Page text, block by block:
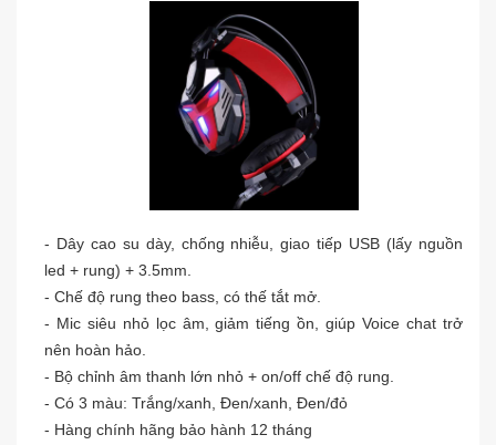
- Dây cao su dày, chống nhiễu, giao tiếp USB (lấy nguồn
led + rung) + 3.5mm.
- Chế độ rung theo bass, có thế tắt mở.
- Mic siêu nhỏ lọc âm, giảm tiếng ồn, giúp Voice chat trở
nên hoàn hảo.
- Bộ chỉnh âm thanh lớn nhỏ + on/off chế độ rung.
- Có 3 màu: Trắng/xanh, Đen/xanh, Đen/đỏ
- Hàng chính hãng bảo hành 12 tháng